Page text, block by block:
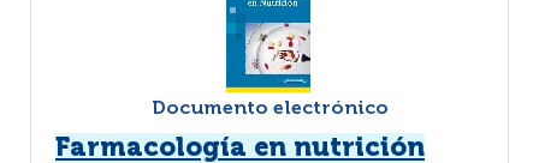
Documento electrónico
Farmacología en nutrición